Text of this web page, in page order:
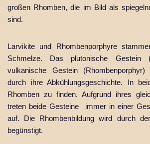
großen Rhomben, die im Bild als
sind.
Larvikite und Rhombenporphyre
Schmelze. Das plutonische Gestein
vulkanische Gestein
durch ihre Abkühlungsgeschichte. In
Rhomben zu finden. Aufgrund ihres
treten beide Gesteine immer in einer
auf. Die Rhombenbildung wird durch
begünstigt.